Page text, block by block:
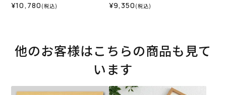
¥10,780 (税込) ¥9,350 (税込)
他のお客様はこちらの商品も見て
います